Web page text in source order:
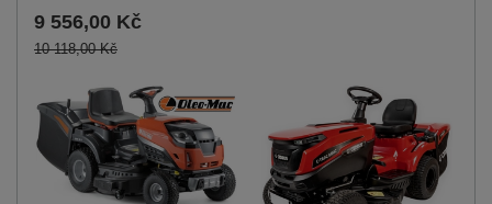
9 556,00 Kč
10 118,00 Kč